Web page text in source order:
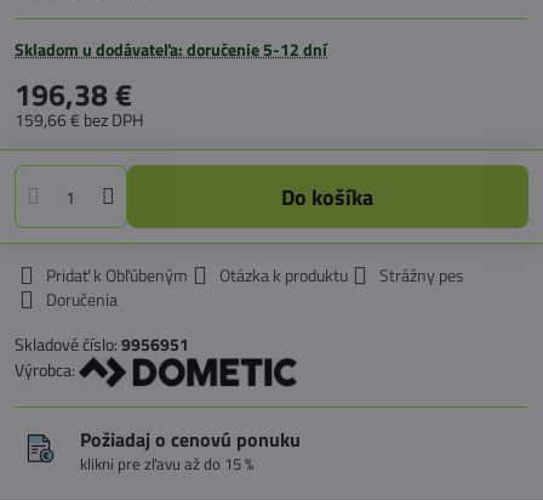
Skladom u dodávateľa: doručenie 5-12 dní
196,38 €
159,66 € bez DPH
Do košíka
Pridať k Obľúbeným Otázka k produktu
Strážny pes
Doručenia
Skladové číslo:9956951
Výrobca:
Požiadaj o cenovú ponuku
klikni pre zľavu až do 15 %